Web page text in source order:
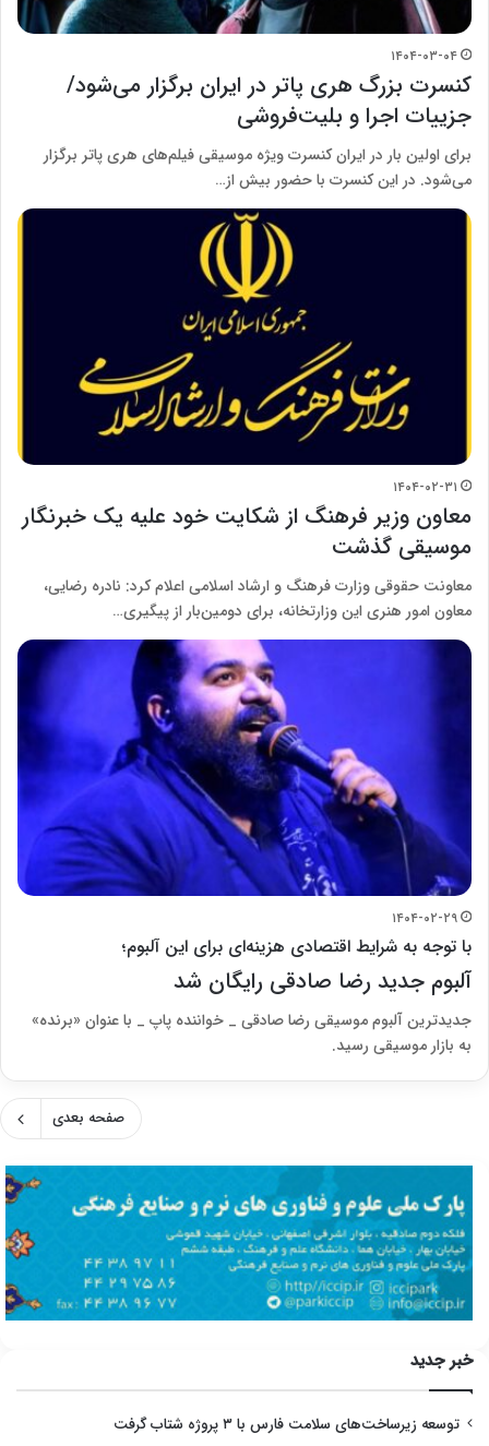
۱۴۰۴-۰۳-۰۴
کنسرت بزرگ هری پاتر در ایران برگزار می‌شود/
جزییات اجرا و بلیت‌فروشی
برای اولین بار در ایران کنسرت ویژه موسیقی فیلم‌های هری پاتر برگزار
می‌شود. در این کنسرت با حضور بیش از…
۱۴۰۴-۰۲-۳۱
معاون وزیر فرهنگ از شکایت خود علیه یک خبرنگار
موسیقی گذشت
معاونت حقوقی وزارت فرهنگ و ارشاد اسلامی اعلام کرد: نادره رضایی،
معاون امور هنری این وزارتخانه، برای دومین‌بار از پیگیری…
۱۴۰۴-۰۲-۲۹
با توجه به شرایط اقتصادی هزینه‌ای برای این آلبوم؛
آلبوم جدید رضا صادقی رایگان شد
جدیدترین آلبوم موسیقی رضا صادقی _ خواننده پاپ _ با عنوان «برنده»
به بازار موسیقی رسید.
صفحه بعدی
خبر جدید
توسعه زیرساخت‌های سلامت فارس با ۳ پروژه شتاب گرفت